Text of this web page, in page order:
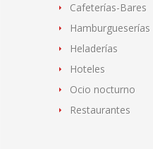
Cafeterías-Bares
Hamburgueserías
Heladerías
Hoteles
Ocio nocturno
Restaurantes